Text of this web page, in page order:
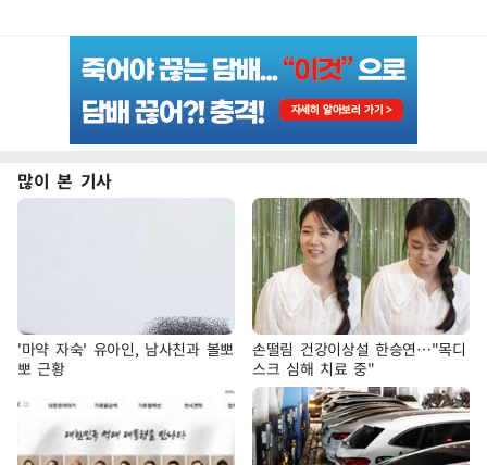
많이 본 기사
'마약 자숙' 유아인, 남사친과 볼뽀
뽀 근황
손떨림 건강이상설 한승연…"목디
스크 심해 치료 중"